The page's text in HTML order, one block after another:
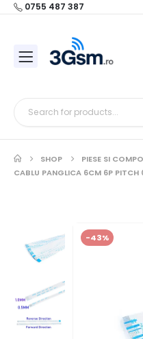
0755 487 387
SHOP PIESE SI
CABLU PANGLICA 6CM 6P PITCH
-43%